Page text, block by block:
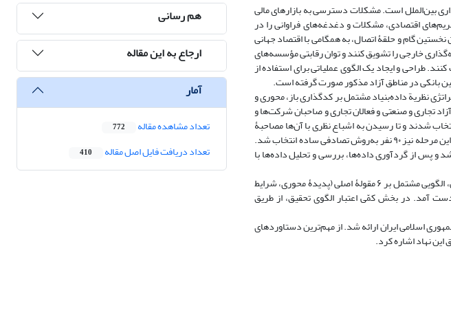
بین‌الملل است. مشکلات دسترسی به بازارهای مالی
اقتصادی، مشکلات و دغدغه‌های فراوانی را در
گام و حلقۀ اتصال، به همگامی با اقتصاد جهانی
خارجی را تشویق کنند و توان رقابتی مؤسسه‌های
طراحی و ایجاد یک الگوی عملیاتی برای استفاده از
بانکی در مناطق آزاد مذکور صورت گرفته است.
نظریة داده‌بنیاد مشتمل بر کدگذاری باز، محوری و
تجاری و صنعتی و فعالان تجاری و صاحبان شرکت‌ها و
هدفمند و به‌روش گلولۀ برفی انتخاب شدند و تا رسیدن به اشباع نظری با آن‌ها مصاحبۀ
نیمه‌ساختاریافته انجام شد. در بخش کمّی، از روش توصیفی پیمایشی برای تحلیل و تبیین چارچوب پیشنهادی استفاده شد. در این مرحله نیز ۹۰ نفر به‌روش تصادفی ساده انتخاب شد.
توزیع شد و پس از گردآوری داده‌ها، بررسی و تحلیل داده‌ها با
یافته‌ها: در بخش کیفی پژوهش، پس از تجزیه‌وتحلیل داده‌ها طی سه مرحلۀ کدگذاری باز، کدگذاری محوری و کدگذاری انتخابی، الگویی مشتمل بر ۶ مقولۀ اصلی (پدیدۀ محوری، شرایط
زمینه‌ای، راهبردها و پیامدهای تأسیس بانک برون‌مرزی)، ۳۰ مقولۀ فرعی و ۱۵۳ مفهوم به‌دست آمد. در بخش کمّی اعتبار الگوی تحقیق، از طریق
اسلامی ایران ارائه شد. از مهم‌ترین دستاوردهای
نهاد اشاره کرد.
هم رسانی
ارجاع به این مقاله
آمار
تعداد مشاهده مقاله 772
تعداد دریافت فایل اصل مقاله 410